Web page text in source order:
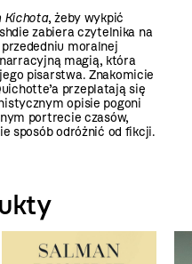
Kichota, żeby wykpić
zabiera czytelnika na
moralnej
magią, która
pisarstwa. Znakomicie
przeplatają się
opisie pogoni
portrecie czasów,
sposób odróżnić od fikcji.